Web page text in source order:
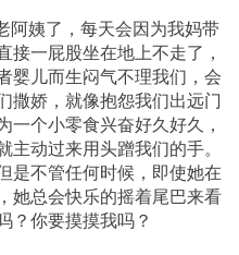
阿姨了，每天会因为我妈带
接一屁股坐在地上不走了，
婴儿而生闷气不理我们，会
撒娇，就像抱怨我们出远门
一个小零食兴奋好久好久，
动过来用头蹭我们的手。
是不管任何时候，即使她在
她总会快乐的摇着尾巴来看
？你要摸摸我吗？